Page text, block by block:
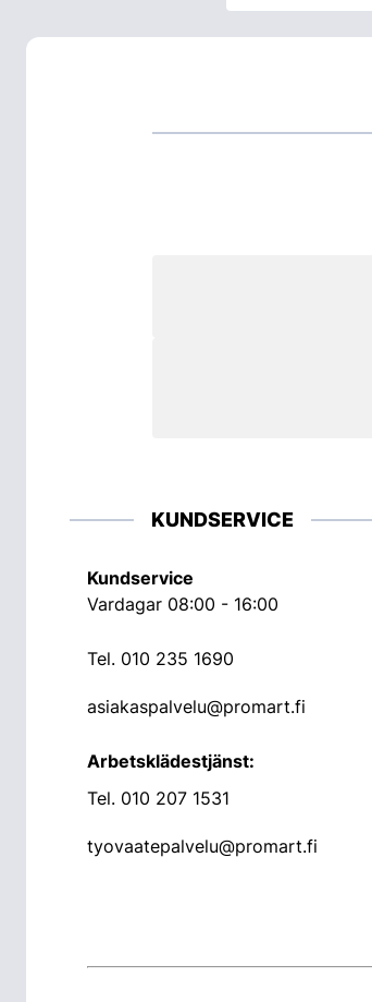
KUNDSERVICE
Kundservice
Vardagar 08:00 - 16:00
Tel. 010 235 1690
asiakaspalvelu@promart.fi
Arbetsklädestjänst:
Tel. 010 207 1531
tyovaatepalvelu@promart.fi